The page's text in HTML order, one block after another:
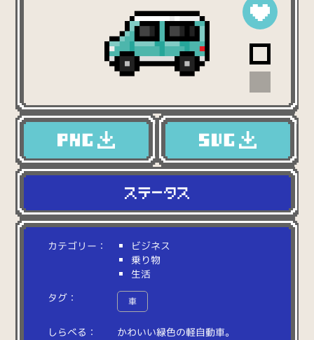
カテゴリー：
ビジネス
乗り物
生活
タグ：
車
しらべる： かわいい緑色の軽自動車。